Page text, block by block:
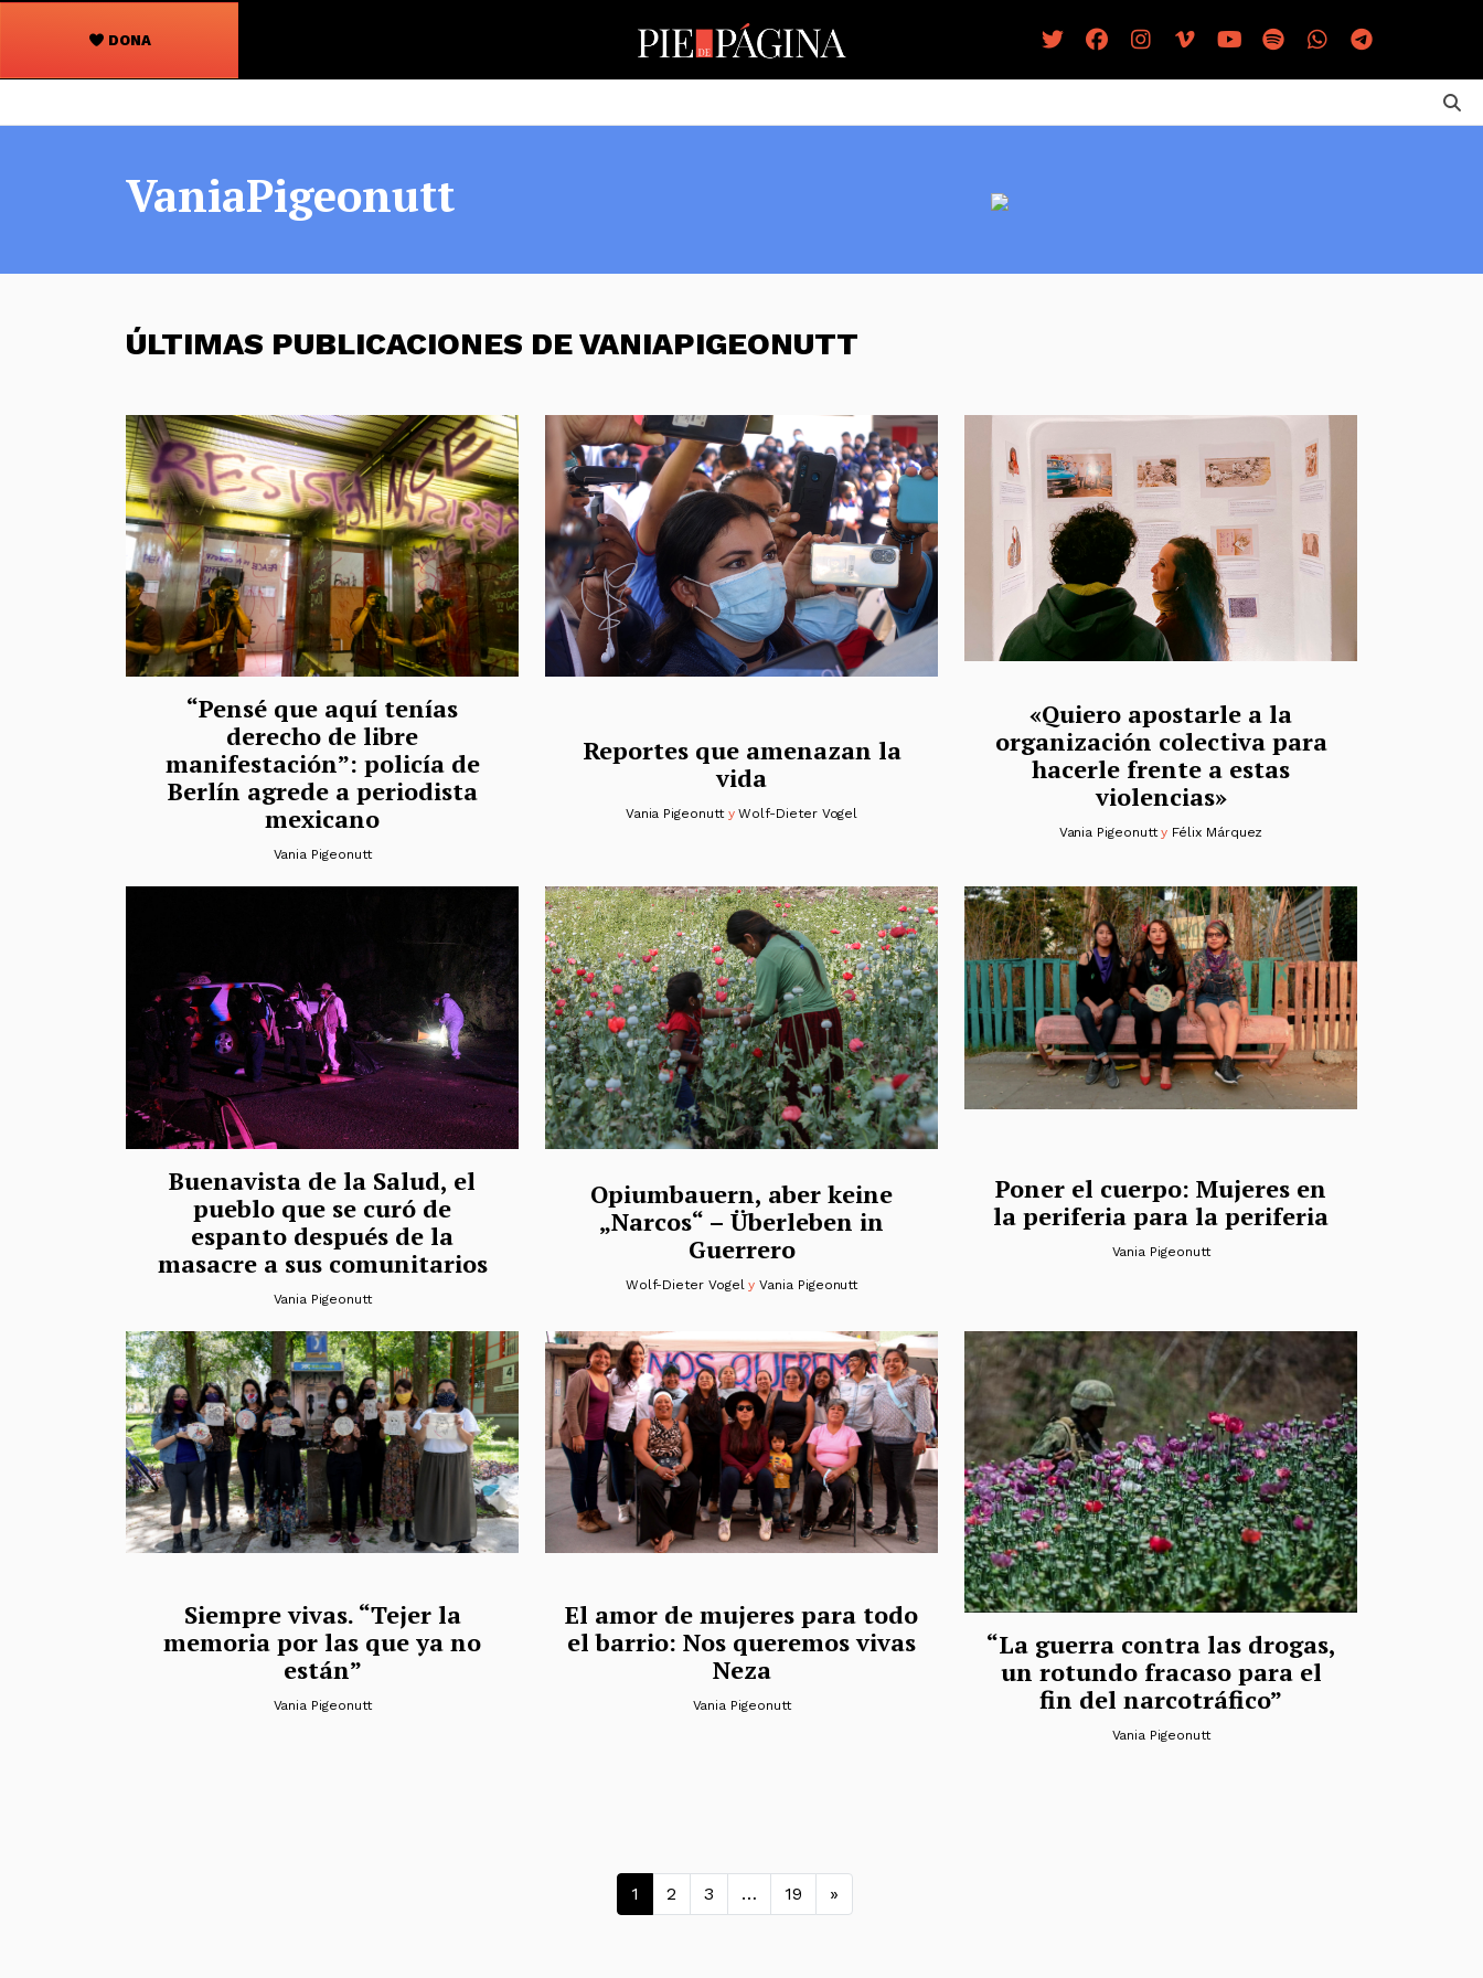
DONA
Navegación
VaniaPigeonutt
ÚLTIMAS PUBLICACIONES DE VANIAPIGEONUTT
“Pensé que aquí tenías
derecho de libre
manifestación”: policía de
Berlín agrede a periodista
mexicano
Vania Pigeonutt
Reportes que amenazan la
vida
Vania PigeonuttyWolf-Dieter Vogel
«Quiero apostarle a la
organización colectiva para
hacerle frente a estas
violencias»
Vania Pigeonutty Félix Márquez
Buenavista de la Salud, el
pueblo que se curó de
espanto después de la
masacre a sus comunitarios
Vania Pigeonutt
Opiumbauern, aber keine
„Narcos“ – Überleben in
Guerrero
Wolf-Dieter VogelyVania Pigeonutt
Poner el cuerpo: Mujeres en
la periferia para la periferia
Vania Pigeonutt
Siempre vivas. “Tejer la
memoria por las que ya no
están”
Vania Pigeonutt
El amor de mujeres para todo
el barrio: Nos queremos vivas
Neza
Vania Pigeonutt
“La guerra contra las drogas,
un rotundo fracaso para el
fin del narcotráfico”
Vania Pigeonutt
Navegación de entradas
1 2 3 … 19 »